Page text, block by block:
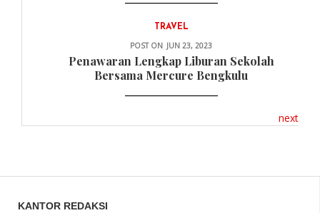
TRAVEL
POST ON JUN 23, 2023
Penawaran Lengkap Liburan Sekolah
Bersama Mercure Bengkulu
next
KANTOR REDAKSI